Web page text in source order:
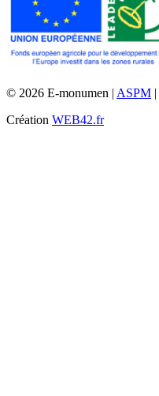
© 2026 E-monumen | ASPM |
Création WEB42.fr